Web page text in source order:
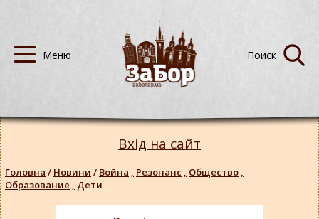
Вхід на сайт
Головна / Новини / Война , Резонанс , Общество ,
Образование , Дети